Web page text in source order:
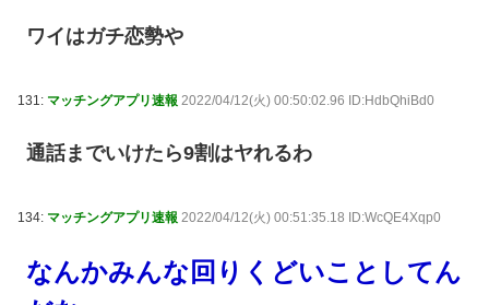
ワイはガチ恋勢や
131: マッチングアプリ速報 2022/04/12(火) 00:50:02.96 ID:HdbQhiBd0
通話までいけたら9割はヤれるわ
134: マッチングアプリ速報 2022/04/12(火) 00:51:35.18 ID:WcQE4Xqp0
なんかみんな回りくどいことしてん